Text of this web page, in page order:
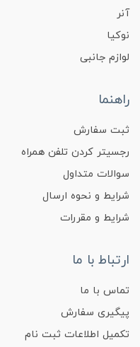
آنر
نوکیا
لوازم جانبی
راهنما
ثبت سفارش
رجسیتر کردن تلفن همراه
سوالات متداول
شرایط و نحوه ارسال
شرایط و مقررات
ارتباط با ما
تماس با ما
پیگیری سفارش
تکمیل اطلاعات ثبت نام